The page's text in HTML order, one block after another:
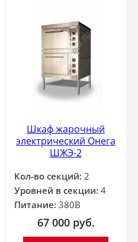
Шкаф жарочный
электрический Онега
ШЖЭ-2
Кол-во секций: 2
Уровней в секции: 4
Питание: 380В
67 000 руб.